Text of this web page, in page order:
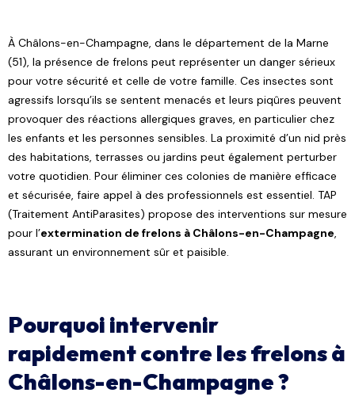
À Châlons-en-Champagne, dans le département de la Marne
(51), la présence de frelons peut représenter un danger sérieux
pour votre sécurité et celle de votre famille. Ces insectes sont
agressifs lorsqu’ils se sentent menacés et leurs piqûres peuvent
provoquer des réactions allergiques graves, en particulier chez
les enfants et les personnes sensibles. La proximité d’un nid près
des habitations, terrasses ou jardins peut également perturber
votre quotidien. Pour éliminer ces colonies de manière efficace
et sécurisée, faire appel à des professionnels est essentiel. TAP
(Traitement AntiParasites) propose des interventions sur mesure
pour l’extermination de frelons à Châlons-en-Champagne,
assurant un environnement sûr et paisible.
Pourquoi intervenir
rapidement contre les frelons à
Châlons-en-Champagne ?